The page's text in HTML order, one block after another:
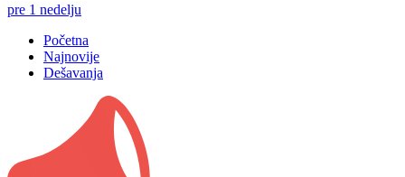
pre 1 nedelju
Početna
Najnovije
Dešavanja